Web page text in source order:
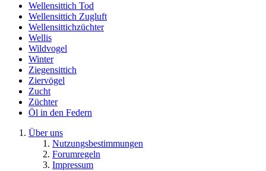
Wellensittich Tod
Wellensittich Zugluft
Wellensittichzüchter
Wellis
Wildvogel
Winter
Ziegensittich
Ziervögel
Zucht
Züchter
Öl in den Federn
Über uns
Nutzungsbestimmungen
Forumregeln
Impressum